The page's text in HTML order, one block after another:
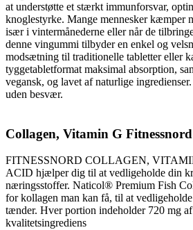
at understøtte et stærkt immunforsvar,
knoglestyrke. Mange mennesker kæmper
især i vintermånederne eller når de
denne vingummi tilbyder en enkel og
modsætning til traditionelle tabletter eller
tyggetabletformat maksimal absorption,
vegansk, og lavet af naturlige
uden besvær.
Collagen, Vitamin G
FITNESSNORD COLLAGEN,
ACID hjælper dig til at vedligeholde din
næringsstoffer. Naticol® Premium Fish
for kollagen man kan få, til at
tænder. Hver portion indeholder 720 mg
kvalitetsingrediens